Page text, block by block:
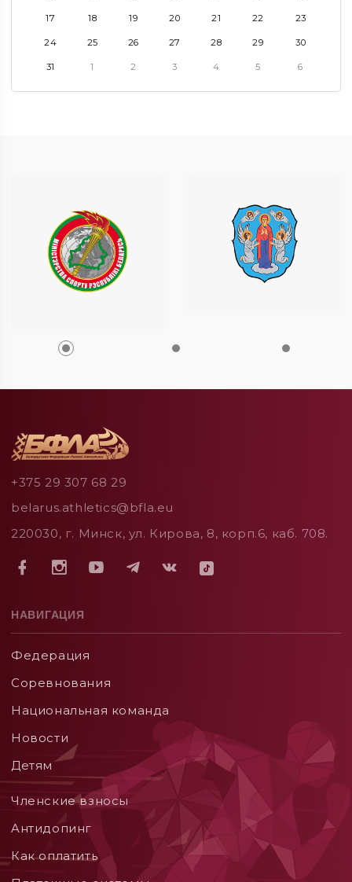
17 18 19 20 21 22 23
24 25 26 27 28 29 30
31 1 2 3 4 5 6
+375 29 307 68 29
belarus.athletics@bfla.eu
220030, г. Минск, ул. Кирова, 8, корп.6, каб. 708.
НАВИГАЦИЯ
Федерация
Соревнования
Национальная команда
Новости
Детям
Членские взносы
Aнтидопинг
Как оплатить